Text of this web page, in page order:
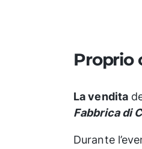
Proprio
La vendita
Fabbrica di
Durante